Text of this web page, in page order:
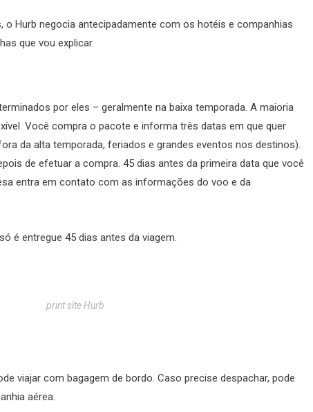
o Hurb negocia antecipadamente com os hotéis e companhias
que vou explicar.
por eles – geralmente na baixa temporada. A maioria
Você compra o pacote e informa três datas em que quer
da alta temporada, feriados e grandes eventos nos destinos).
de efetuar a compra. 45 dias antes da primeira data que você
entra em contato com as informações do voo e da
é entregue 45 dias antes da viagem.
print site Hurb
viajar com bagagem de bordo. Caso precise despachar, pode
aérea.